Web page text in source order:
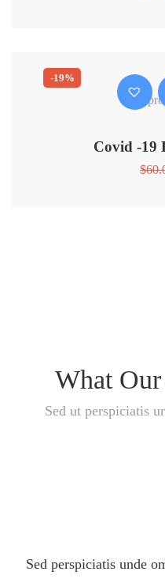
-19%
Covid -19
$
What Our
Sed ut perspiciatis
Sed perspiciatis unde